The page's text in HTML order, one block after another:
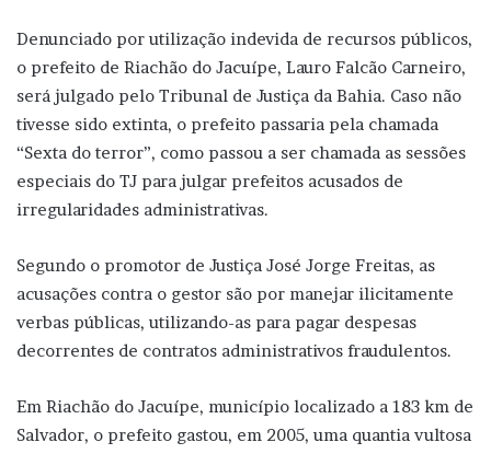
Denunciado por utilização indevida de recursos públicos,
o prefeito de Riachão do Jacuípe, Lauro Falcão Carneiro,
será julgado pelo Tribunal de Justiça da Bahia. Caso não
tivesse sido extinta, o prefeito passaria pela chamada
“Sexta do terror”, como passou a ser chamada as sessões
especiais do TJ para julgar prefeitos acusados de
irregularidades administrativas.
Segundo o promotor de Justiça José Jorge Freitas, as
acusações contra o gestor são por manejar ilicitamente
verbas públicas, utilizando-as para pagar despesas
decorrentes de contratos administrativos fraudulentos.
Em Riachão do Jacuípe, município localizado a 183 km de
Salvador, o prefeito gastou, em 2005, uma quantia vultosa